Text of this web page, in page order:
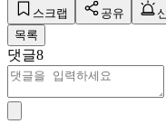
스크랩 공유
목록
댓글8